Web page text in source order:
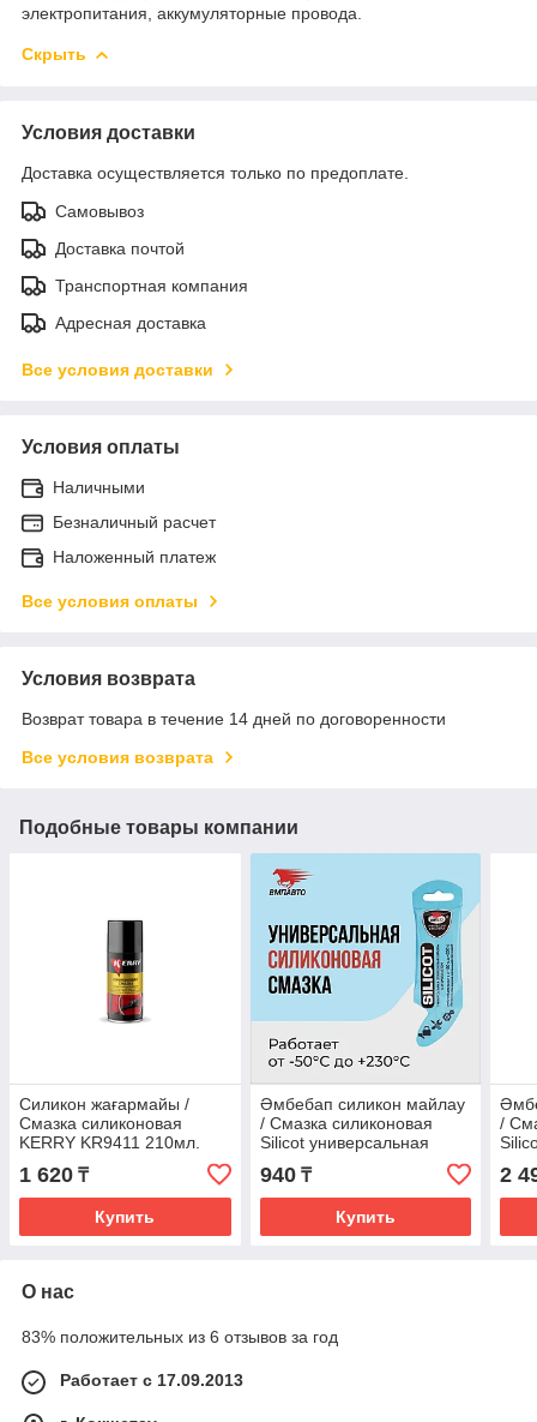
электропитания, аккумуляторные провода.
Скрыть
Условия доставки
Доставка осуществляется только по предоплате.
Самовывоз
Доставка почтой
Транспортная компания
Адресная доставка
Все условия доставки
Условия оплаты
Наличными
Безналичный расчет
Наложенный платеж
Все условия оплаты
Условия возврата
Возврат товара в течение 14 дней по договоренности
Все условия возврата
Подобные товары компании
Силикон жағармайы /
Смазка силиконовая
KERRY KR9411 210мл.
1 620 ₸
Купить
Әмбебап силикон майлау
/ Смазка силиконовая
Silicot универсальная
VMPAUTO 10г. 2303
940₸
Купить
/
2
О нас
83% положительных из 6 отзывов за год
Работает с 17.09.2013